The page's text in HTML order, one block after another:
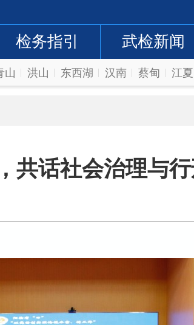
检务指引 武检新闻
山 洪山 东西湖 汉南 蔡甸 江夏
共话社会治理与